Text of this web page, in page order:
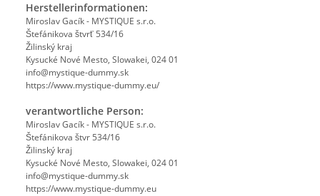
Herstellerinformationen:
Miroslav Gacík - MYSTIQUE s.r.o.
Štefánikova štvrť 534/16
Žilinský kraj
Kysucké Nové Mesto, Slowakei, 024 01
info@mystique-dummy.sk
https://www.mystique-dummy.eu/
verantwortliche Person:
Miroslav Gacík - MYSTIQUE s.r.o.
Štefánikova štvr 534/16
Žilinský kraj
Kysucké Nové Mesto, Slowakei, 024 01
info@mystique-dummy.sk
https://www.mystique-dummy.eu